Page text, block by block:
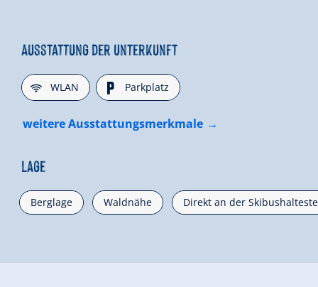
Ausstattung der Unterkunft
🜉WLAN 🐈Parkplatz
weitere Ausstattungsmerkmale
Lage
Berglage Waldnähe Direkt an der